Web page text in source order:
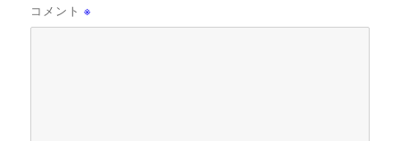
コメント※